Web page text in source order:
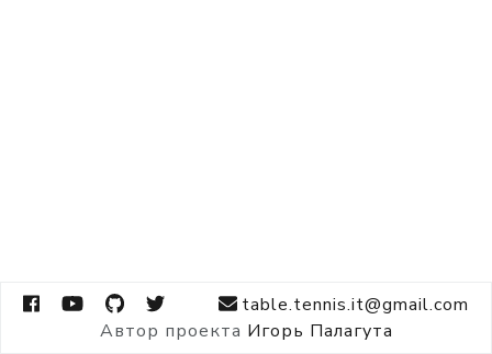
table.tennis.it@gmail.com
Автор проекта Игорь Палагута